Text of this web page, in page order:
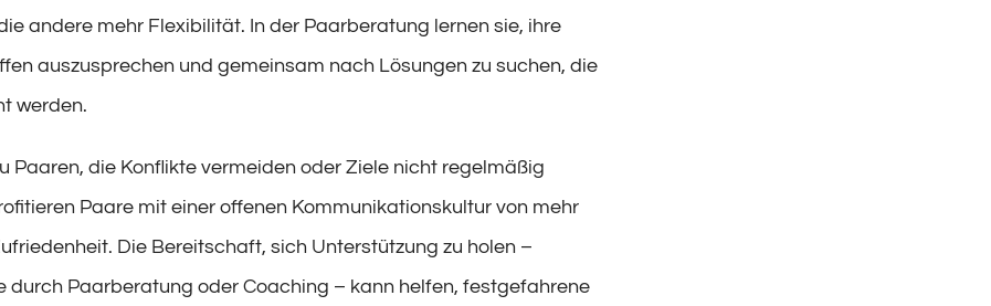
andere mehr Flexibilität. In der Paarberatung lernen sie, ihre
auszusprechen und gemeinsam nach Lösungen zu suchen, die
werden.
Paaren, die Konflikte vermeiden oder Ziele nicht regelmäßig
Paare mit einer offenen Kommunikationskultur von mehr
Die Bereitschaft, sich Unterstützung zu holen –
durch Paarberatung oder Coaching – kann helfen, festgefahrene